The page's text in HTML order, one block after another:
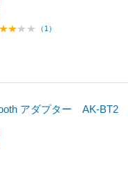
（1）
アダプター AK-BT2